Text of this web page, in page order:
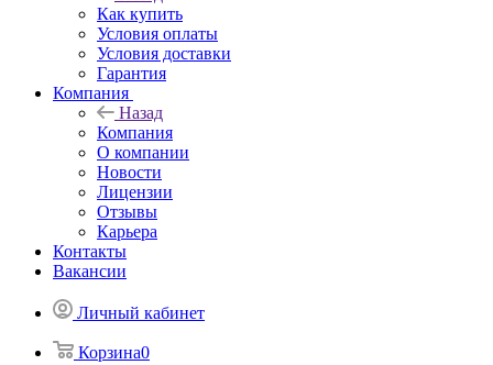
Как купить
Условия оплаты
Условия доставки
Гарантия
Компания
Назад
Компания
О компании
Новости
Лицензии
Отзывы
Карьера
Контакты
Вакансии
Личный кабинет
Корзина0